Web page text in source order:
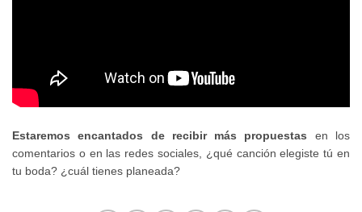
Estaremos encantados de recibir más propuestas en los
comentarios o en las redes sociales, ¿qué canción elegiste tú en
tu boda? ¿cuál tienes planeada?